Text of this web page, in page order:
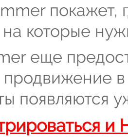
покажет,
которые
еще
продвижение
появляются
и